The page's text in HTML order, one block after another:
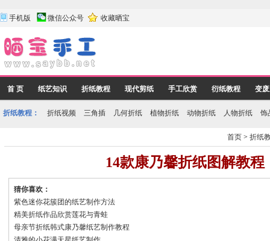
手机版 微信公众号 收藏晒宝
首 页 纸艺知识 折纸教程 现代剪纸 手工欣赏 衍纸教程 变
折纸教程： 折纸视频 三角插 几何折纸 植物折纸 动物折纸 人物折纸 饰
首页 >折纸
14款康乃馨折纸图解教程
猜你喜欢：
紫色迷你花簇团的纸艺制作方法
精美折纸作品欣赏莲花与青蛙
母亲节折纸韩式康乃馨纸艺制作教程